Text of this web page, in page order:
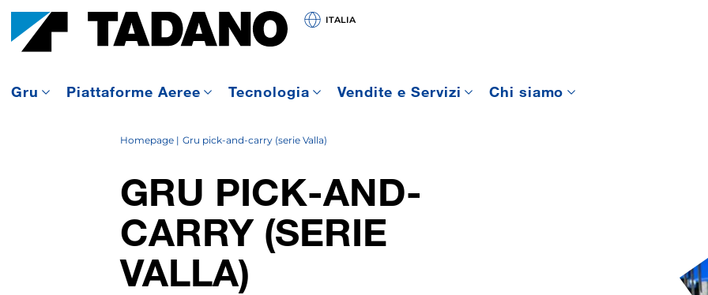
ITALIA
Gru Piattaforme Aeree Tecnologia Vendite e Servizi Chi siamo
Homepage Gru pick-and-carry (serie Valla)
GRU PICK-AND-
CARRY (SERIE
VALLA)